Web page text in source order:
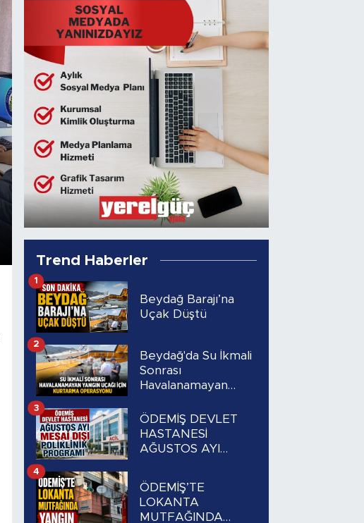
Trend Haberler
Beydağ Barajı’na
Uçak Düştü
1
Beydağ'da Su İkmali
Sonrası
Havalanamayan
Kurtarma
Operasyonu
2
ÖDEMİŞ DEVLET
HASTANESİ
AĞUSTOS AYI
POLİKLİNİK
PROGRAMI
3
ÖDEMİŞ’TE
LOKANTA
MUTFAĞINDA
4